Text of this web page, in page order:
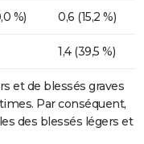
%) 0,6 (15,2 %)
1,4 (39,5 %)
et de blessés graves
Par conséquent,
des blessés légers et